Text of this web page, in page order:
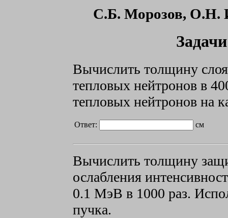
С.Б. Морозов, О.Н.
Вычислить толщину
тепловых нейтронов в
тепловых нейтронов на
Ответ: см
Вычислить толщину
ослабления
0.1 МэВ в 1000 раз.
пучка.